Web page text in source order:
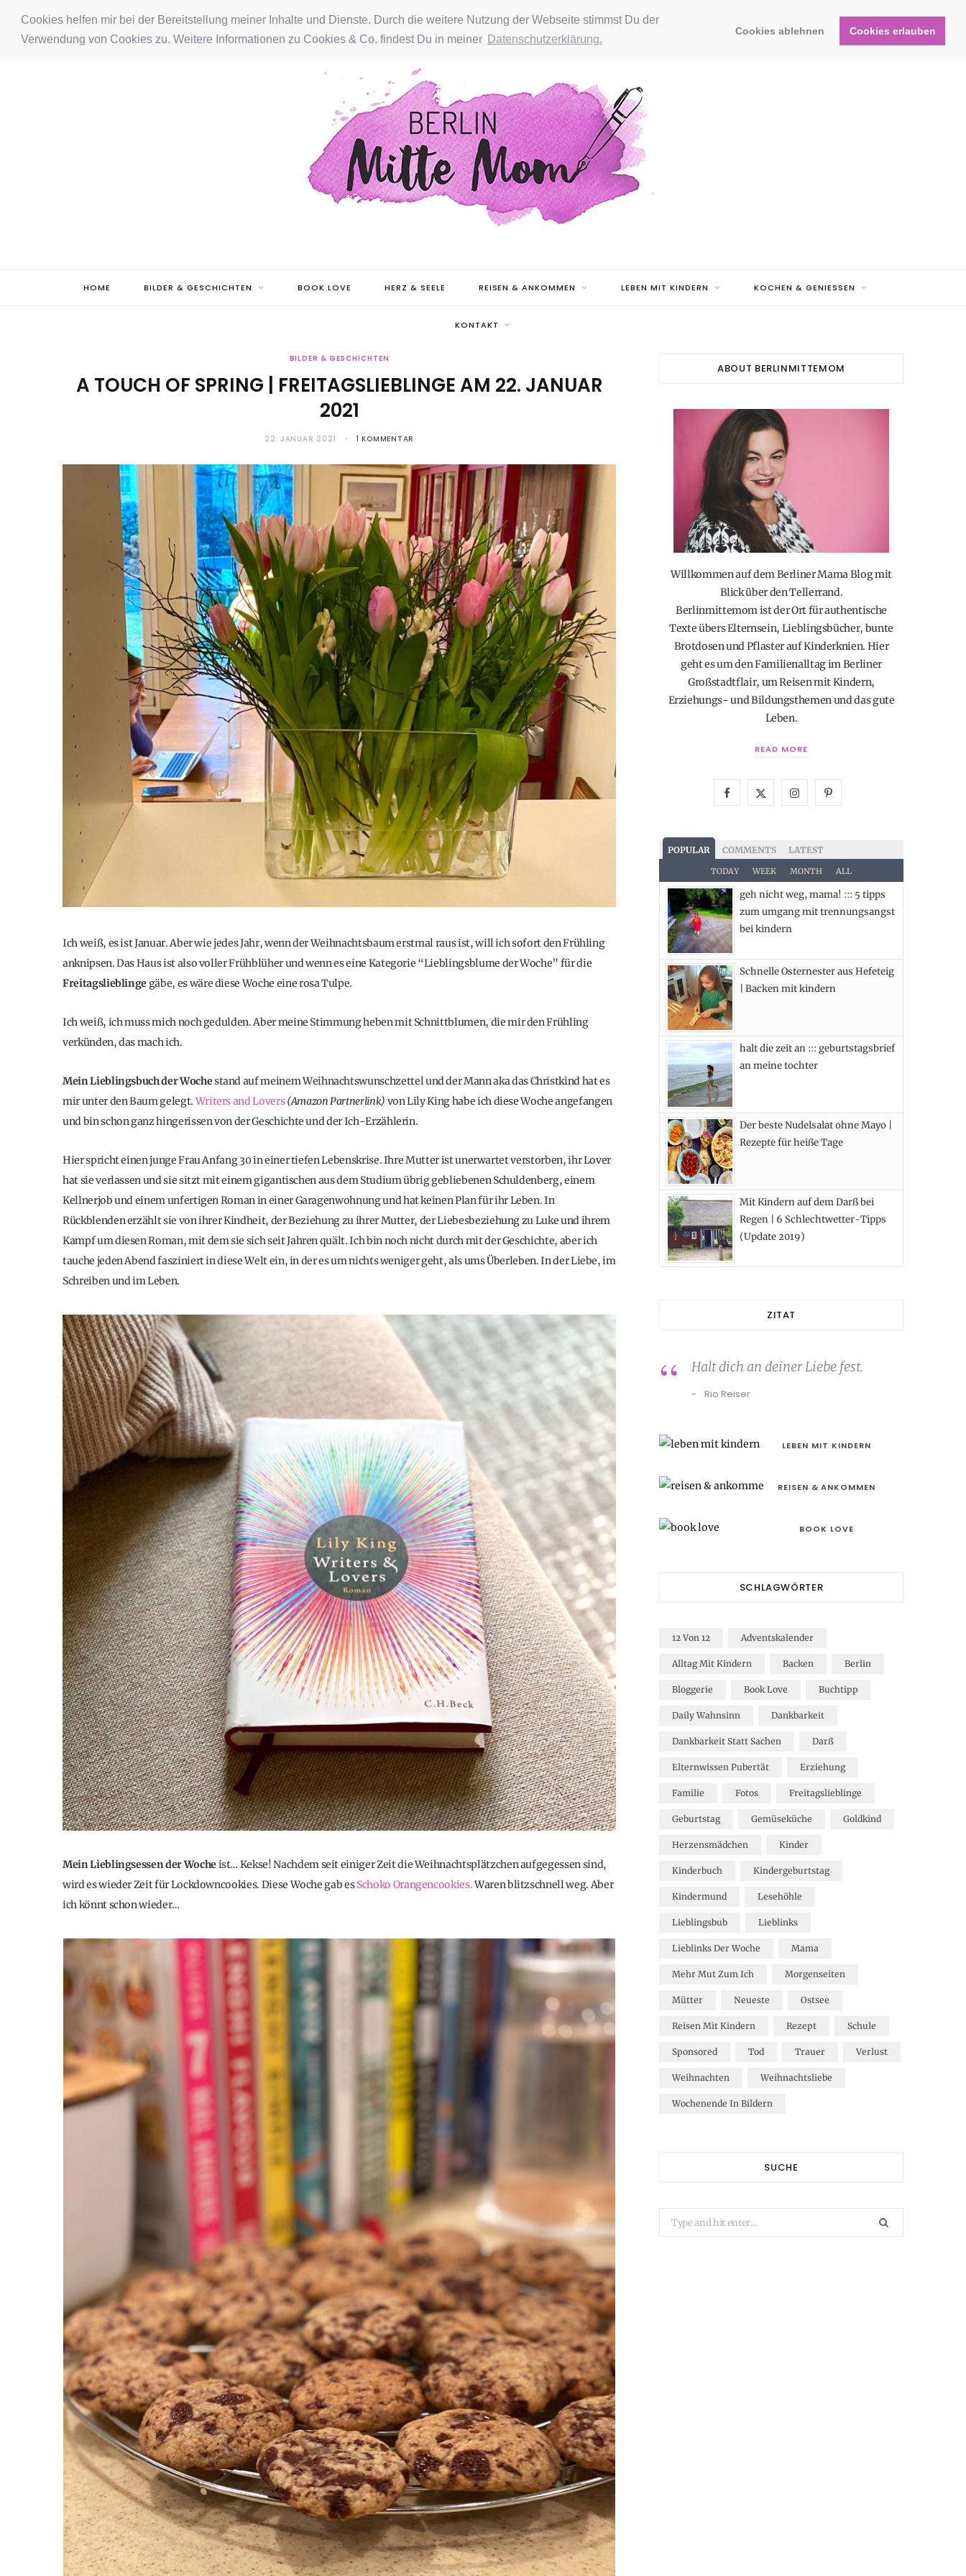
Cookies helfen mir bei der Bereitstellung meiner Inhalte und Dienste. Durch die weitere Nutzung der Webseite stimmst Du der
Verwendung von Cookies zu. Weitere Informationen zu Cookies & Co. findest Du in meiner Datenschutzerklärung.
Cookies ablehnen Cookies erlauben
a n
P
i
HOME BILDER & GESCHICHTEN BOOK LOVE HERZ & SEELE REISEN & ANKOMMEN LEBEN MIT KINDERN KOCHEN & GENIESSEN
KONTAKT
BILDER & GESCHICHTEN
A TOUCH OF SPRING | FREITAGSLIEBLINGE AM 22. JANUAR
2021
22. JANUAR 2021 1 KOMMENTAR
Ich weiß, es ist Januar. Aber wie jedes Jahr, wenn der Weihnachtsbaum erstmal raus ist, will ich sofort den Frühling
anknipsen. Das Haus ist also voller Frühblüher und wenn es eine Kategorie “Lieblingsblume der Woche” für die
Freitagslieblinge gäbe, es wäre diese Woche eine rosa Tulpe.
Ich weiß, ich muss mich noch gedulden. Aber meine Stimmung heben mit Schnittblumen, die mir den Frühling
verkünden, das mach ich.
Mein Lieblingsbuch der Wochestand auf meinem Weihnachtswunschzettel und der Mann aka das Christkind hat es
mir unter den Baum gelegt. Writers and Lovers (Amazon Partnerlink) von Lily King habe ich diese Woche angefangen
und bin schon ganz hingerissen von der Geschichte und der Ich-Erzählerin.
Hier spricht einen junge Frau Anfang 30 in einer tiefen Lebenskrise. Ihre Mutter ist unerwartet verstorben, ihr Lover
hat sie verlassen und sie sitzt mit einem gigantischen aus dem Studium übrig gebliebenen Schuldenberg, einem
Kellnerjob und einem unfertigen Roman in einer Garagenwohnung und hat keinen Plan für ihr Leben. In
Rückblenden erzählt sie von ihrer Kindheit, der Beziehung zu ihrer Mutter, der Liebesbeziehung zu Luke und ihrem
Kampf um diesen Roman, mit dem sie sich seit Jahren quält. Ich bin noch nicht durch mit der Geschichte, aber ich
tauche jeden Abend fasziniert in diese Welt ein, in der es um nichts weniger geht, als ums Überleben. In der Liebe, im
Schreiben und im Leben.
Mein Lieblingsessen der Wocheist… Kekse! Nachdem seit einiger Zeit die Weihnachtsplätzchen aufgegessen sind,
wird es wieder Zeit für Lockdowncookies. Diese Woche gab esSchoko Orangencookies.Waren blitzschnell weg. Aber
ich könnt schon wieder…
ABOUT BERLINMITTEMOM
Willkommen auf dem Berliner Mama Blog mit
Blick über den Tellerrand.
Berlinmittemom ist der Ort für authentische
Texte übers Elternsein, Lieblingsbücher, bunte
Brotdosen und Pflaster auf Kinderknien. Hier
geht es um den Familienalltag im Berliner
Großstadtflair, um Reisen mit Kindern,
Erziehungs- und Bildungsthemen und das gute
Leben.
READ MORE
c
e
b
o
o
k
T
w
i
t
e
I
s
t
a
a
P
e
s
POPULAR COMMENTS LATEST
TODAY WEEK MONTH ALL
geh nicht weg, mama! ::: 5 tipps
zum umgang mit trennungsangst
bei kindern
Schnelle Osternester aus Hefeteig
| Backen mit kindern
halt die zeit an ::: geburtstagsbrief
an meine tochter
Der beste Nudelsalat ohne Mayo |
Rezepte für heiße Tage
Mit Kindern auf dem Darß bei
Regen | 6 Schlechtwetter-Tipps
(Update 2019)
ZITAT
Halt dich an deiner Liebe fest.
Rio Reiser
LEBEN MIT KINDERN
REISEN & ANKOMMEN
BOOK LOVE
SCHLAGWÖRTER
12 Von 12 Adventskalender
Alltag Mit Kindern Backen Berlin
Bloggerie Book Love Buchtipp
Daily Wahnsinn Dankbarkeit
Dankbarkeit Statt Sachen Darß
Elternwissen Pubertät Erziehung
Familie Fotos Freitagslieblinge
Geburtstag Gemüseküche Goldkind
Herzensmädchen Kinder
Kinderbuch Kindergeburtstag
Kindermund Lesehöhle
Lieblingsbub Lieblinks
Lieblinks Der Woche Mama
Mehr Mut Zum Ich Morgenseiten
Mütter Neueste Ostsee
Reisen Mit Kindern Rezept Schule
Sponsored Tod Trauer Verlust
Weihnachten Weihnachtsliebe
Wochenende In Bildern
SUCHE
Search
for: